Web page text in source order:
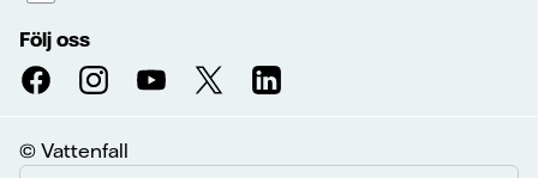
Följ oss
© Vattenfall